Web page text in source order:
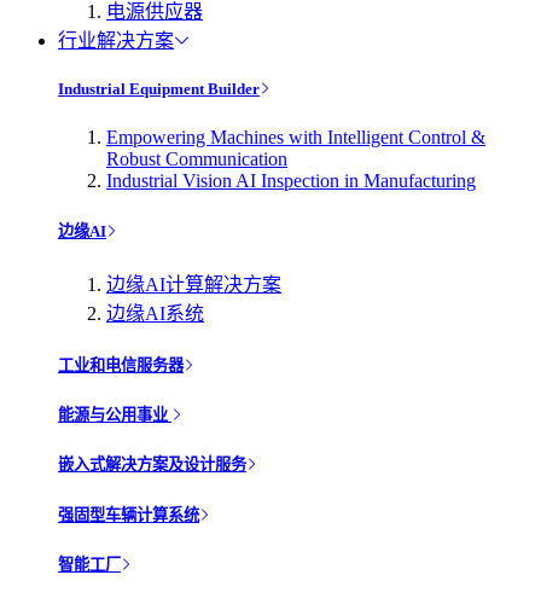
电源供应器
行业解决方案
Industrial Equipment Builder
Empowering Machines with Intelligent Control &
Robust Communication
Industrial Vision AI Inspection in Manufacturing
边缘AI
边缘AI计算解决方案
边缘AI系统
工业和电信服务器
能源与公用事业
嵌入式解决方案及设计服务
强固型车辆计算系统
智能工厂